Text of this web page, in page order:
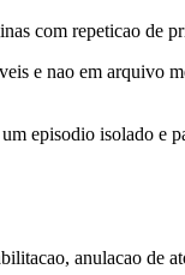
com repeticao de
e nao em arquivo
episodio isolado e
anulacao de